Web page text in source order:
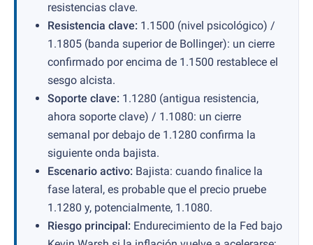
resistencias clave.
Resistencia clave: 1.1500 (nivel psicológico) /
1.1805 (banda superior de Bollinger): un cierre
confirmado por encima de 1.1500 restablece el
sesgo alcista.
Soporte clave: 1.1280 (antigua resistencia,
ahora soporte clave) / 1.1080: un cierre
semanal por debajo de 1.1280 confirma la
siguiente onda bajista.
Escenario activo: Bajista: cuando finalice la
fase lateral, es probable que el precio pruebe
1.1280 y, potencialmente, 1.1080.
Riesgo principal: Endurecimiento de la Fed bajo